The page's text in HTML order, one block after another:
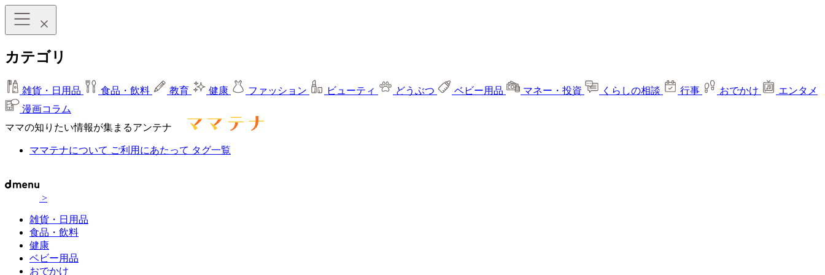
カテゴリ
雑貨・日用品 食品・飲料 教育 健康 ファッション ビューティ どうぶつ ベビー用品 マネー・投資 くらしの相談 行事 おでかけ
エンタメ
漫画コラム
ママの知りたい情報が集まるアンテナ
ママテナについて ご利用にあたって タグ一覧
>
雑貨・日用品
食品・飲料
健康
ベビー用品
おでかけ